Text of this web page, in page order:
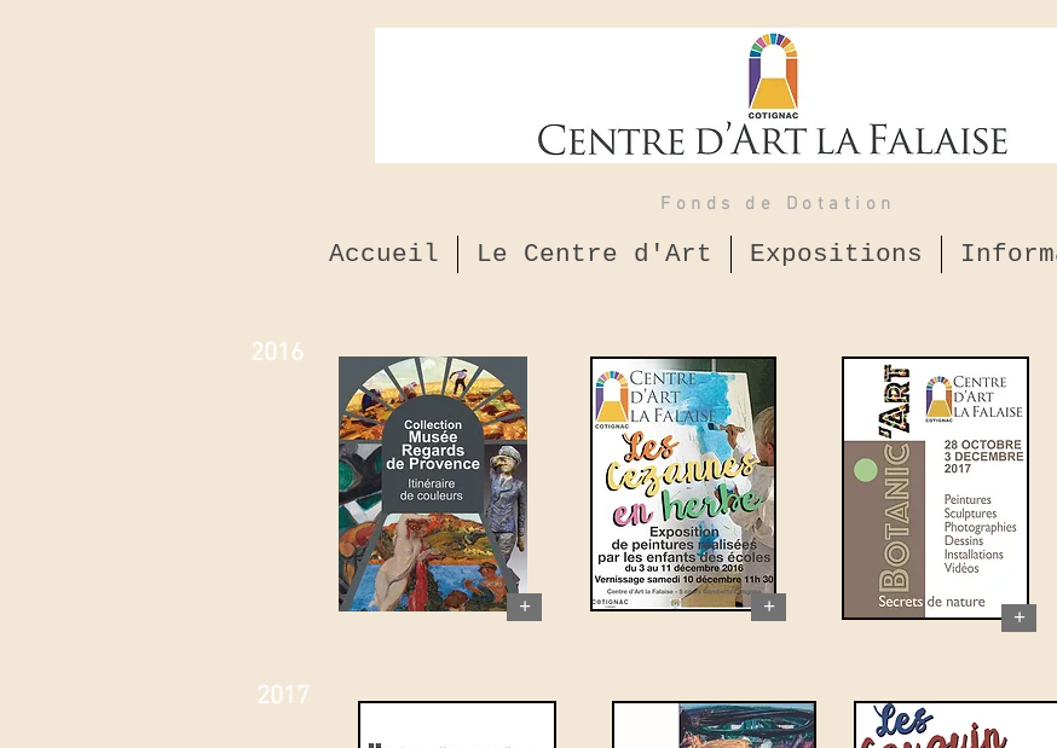
Fonds de Dotation
Accueil Le Centre d'Art Expositions
2016
+ + +
2017